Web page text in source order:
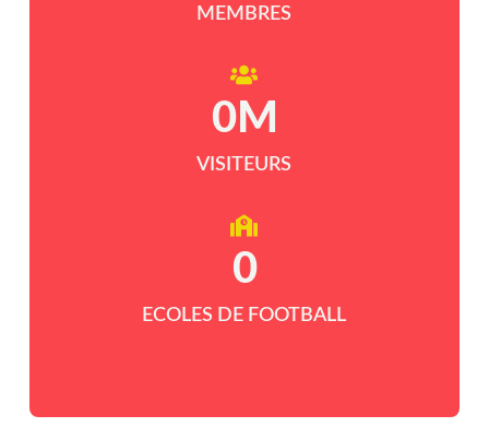
MEMBRES
VISITEURS
0M
ECOLES DE FOOTBALL
0